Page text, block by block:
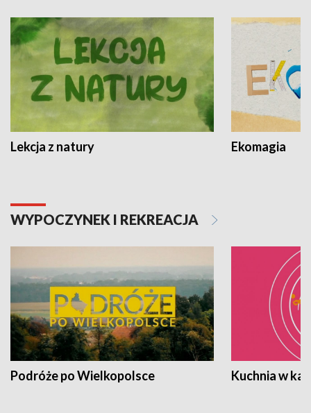
Lekcja z natury Ekomagia
WYPOCZYNEK I REKREACJA
Podróże po Wielkopolsce Kuchnia w